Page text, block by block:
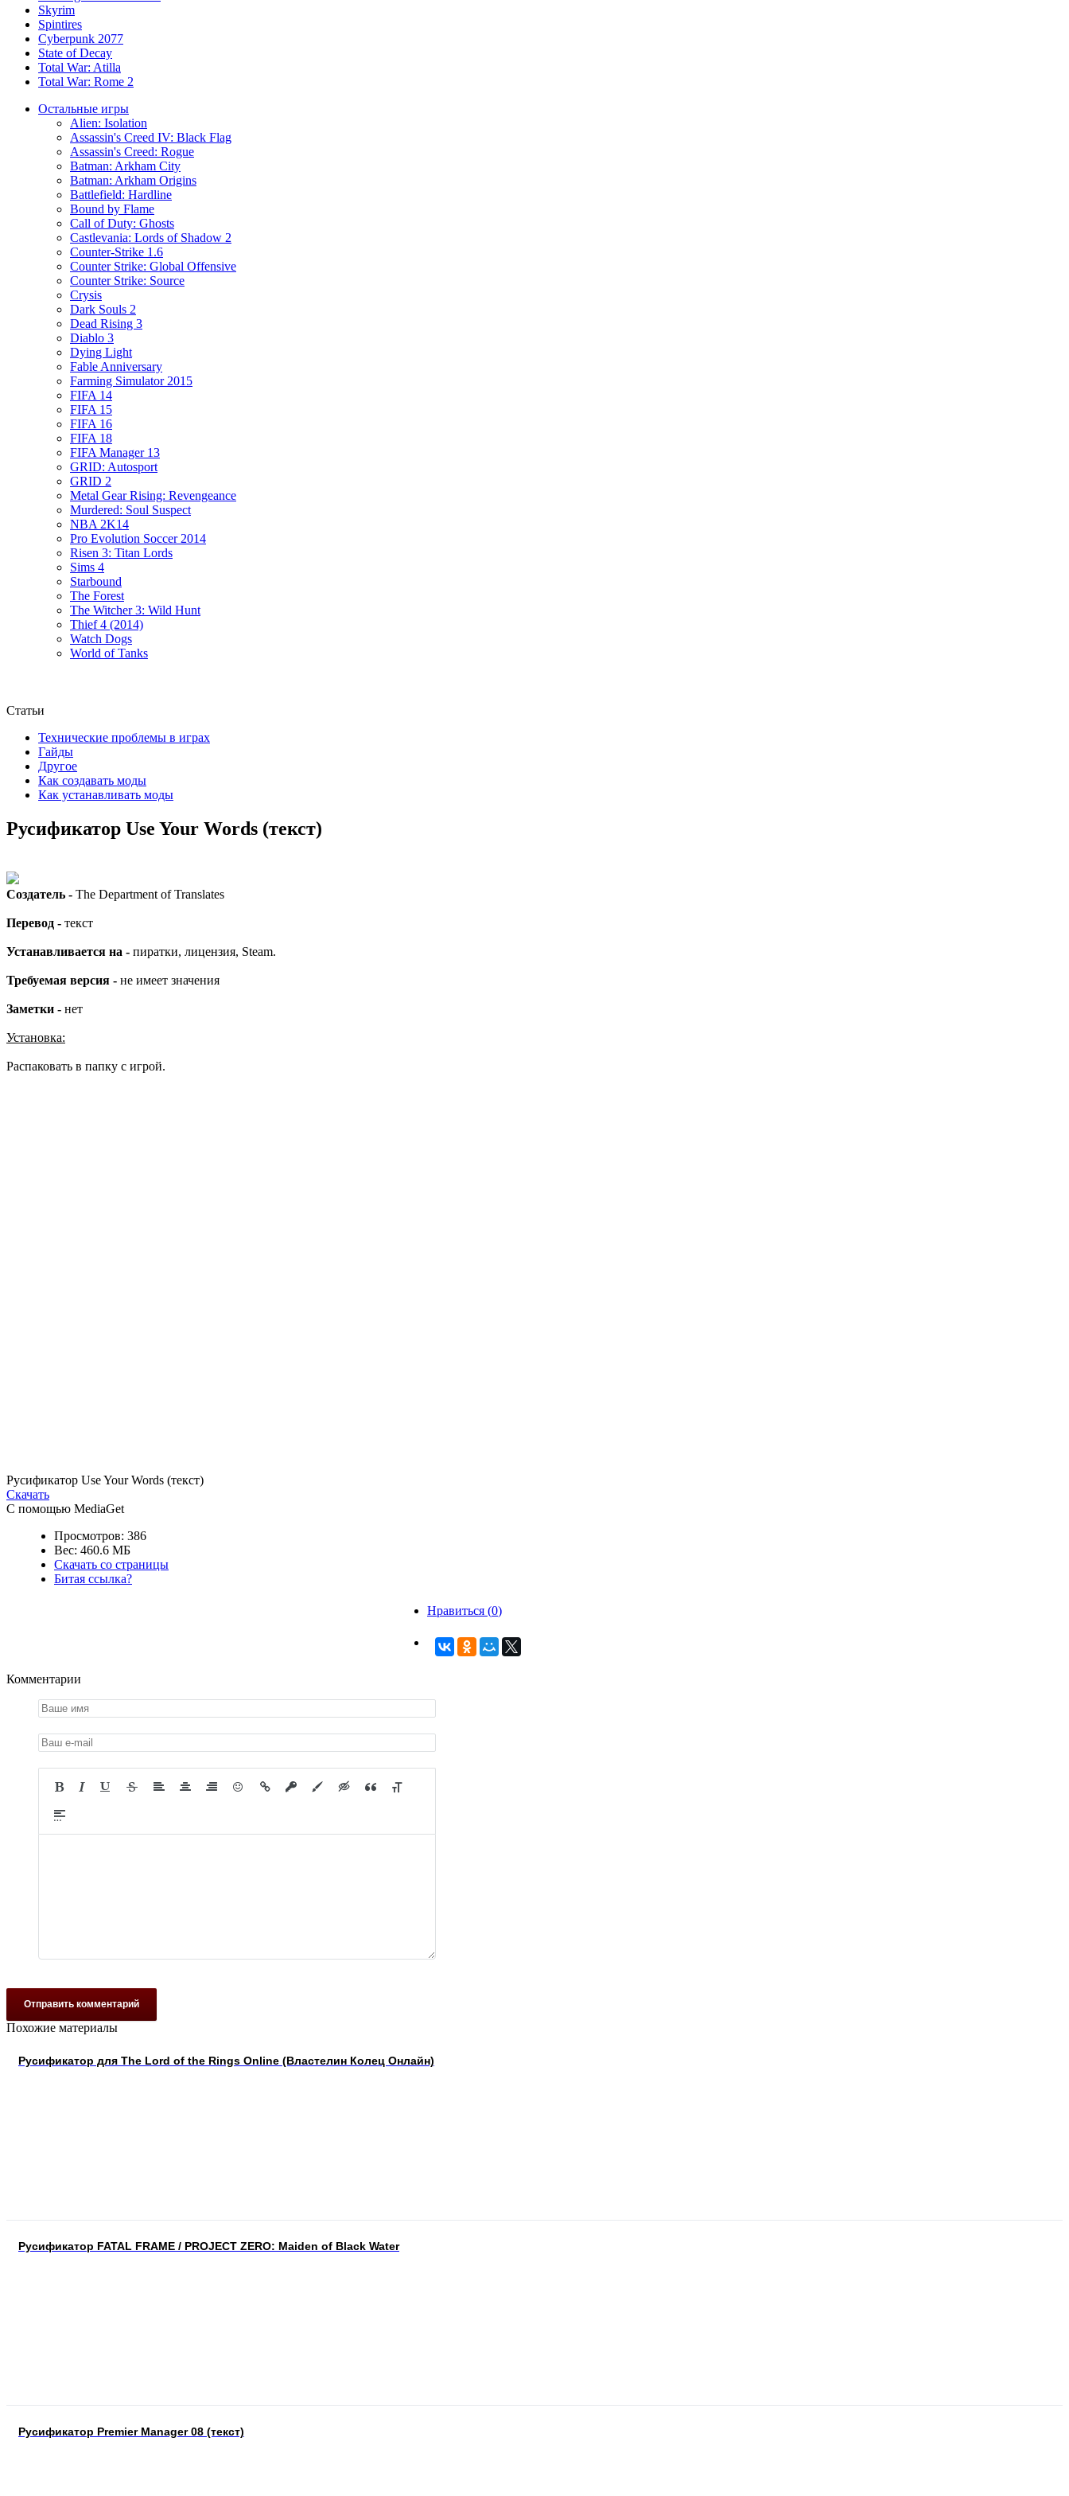
Skyrim
Spintires
Cyberpunk 2077
State of Decay
Total War: Atilla
Total War: Rome 2
Остальные игры
Alien: Isolation
Assassin's Creed IV: Black Flag
Assassin's Creed: Rogue
Batman: Arkham City
Batman: Arkham Origins
Battlefield: Hardline
Bound by Flame
Call of Duty: Ghosts
Castlevania: Lords of Shadow 2
Counter-Strike 1.6
Counter Strike: Global Offensive
Counter Strike: Source
Crysis
Dark Souls 2
Dead Rising 3
Diablo 3
Dying Light
Fable Anniversary
Farming Simulator 2015
FIFA 14
FIFA 15
FIFA 16
FIFA 18
FIFA Manager 13
GRID: Autosport
GRID 2
Metal Gear Rising: Revengeance
Murdered: Soul Suspect
NBA 2K14
Pro Evolution Soccer 2014
Risen 3: Titan Lords
Sims 4
Starbound
The Forest
The Witcher 3: Wild Hunt
Thief 4 (2014)
Watch Dogs
World of Tanks
Статьи
Технические проблемы в играх
Гайды
Другое
Как создавать моды
Как устанавливать моды
Русификатор Use Your Words (текст)
Создатель - The Department of Translates
Перевод - текст
Устанавливается на - пиратки, лицензия, Steam.
Требуемая версия - не имеет значения
Заметки - нет
Установка:
Распаковать в папку с игрой.
Русификатор Use Your Words (текст)
Скачать
С помощью MediaGet
Просмотров: 386
Вес: 460.6 МБ
Скачать со страницы
Битая ссылка?
Нравиться (0)
Комментарии
Отправить комментарий
Похожие материалы
Русификатор для The Lord of the Rings Online (Властелин Колец Онлайн)
Русификатор FATAL FRAME / PROJECT ZERO: Maiden of Black Water
Русификатор Premier Manager 08 (текст)